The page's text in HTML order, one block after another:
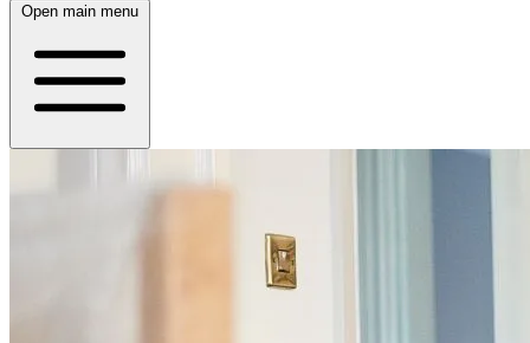
Open main menu